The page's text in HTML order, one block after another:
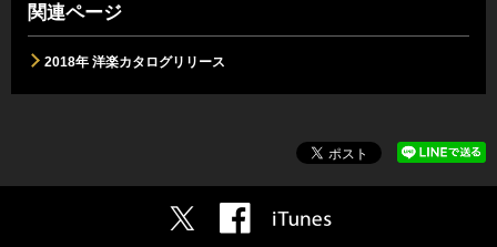
関連ページ
2018年 洋楽カタログリリース